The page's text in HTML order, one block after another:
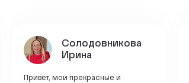
Солодовникова
Ирина
Привет, мои прекрасные и